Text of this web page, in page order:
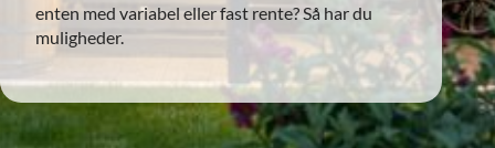
enten med variabel eller fast rente? Så har du
muligheder.